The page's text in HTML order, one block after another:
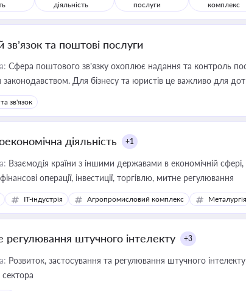
діяльність
послуги
комплекс
та поштові послуги
Сфера поштового зв’язку охоплює надання та контроль
законодавством. Для бізнесу та юристів це важливо для
прав споживачів.
зв'язок
діяльність +1
Взаємодія країни з іншими державами в економічній
операції, інвестиції, торгівлю, митне регулювання
IT-індустрія Агропромисловий комплекс Металургія
штучного інтелекту +3
Розвиток, застосування та регулювання штучного